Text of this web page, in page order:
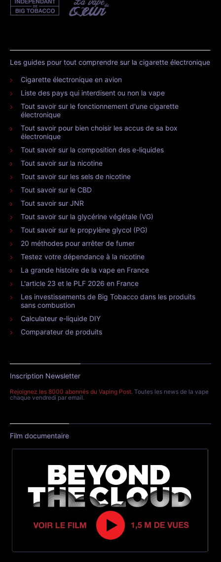
Les guides pour tout comprendre sur la cigarette électronique
Cigarette électronique en avion
Liste des pays qui interdisent ou non la vape
Tout savoir sur le fonctionnement d'une cigarette
électronique
Tout savoir pour bien choisir les accus de sa box
électronique
Tout savoir sur la composition des e-liquides
Tout savoir sur la nicotine
Tout savoir sur les sels de nicotine
Tout savoir sur le CBD
Tout savoir sur JNR
Tout savoir sur la glycérine végétale (VG)
Tout savoir sur le propylène glycol (PG)
20 méthodes pour arrêter de fumer
Testez votre dépendance à la nicotine
La grande histoire de la vape en France
L'article 23 et le PLF 2026 en France
Les investissements de Big Tobacco dans les produits
sans combustion
Calculateur e-liquide DIY
Comparateur de produits
Inscription Newsletter
Rejoignez les 8000 abonnés du Vaping Post. Toutes les news de la vape
chaque vendredi par email.
Film documentaire